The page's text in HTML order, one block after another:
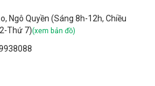
được ưa chuộng thời gian
vẻ đẹp sang trọng, thu hút và
nhu cầu. Thêm vào đó, ở một
Một chiếc quạt trần vừa có
Ngô Quyền (Sáng 8h-12h, Chiều
Thứ 7)(xem bản đồ)